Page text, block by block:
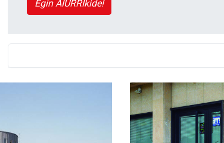
Egin AIURRIkide!